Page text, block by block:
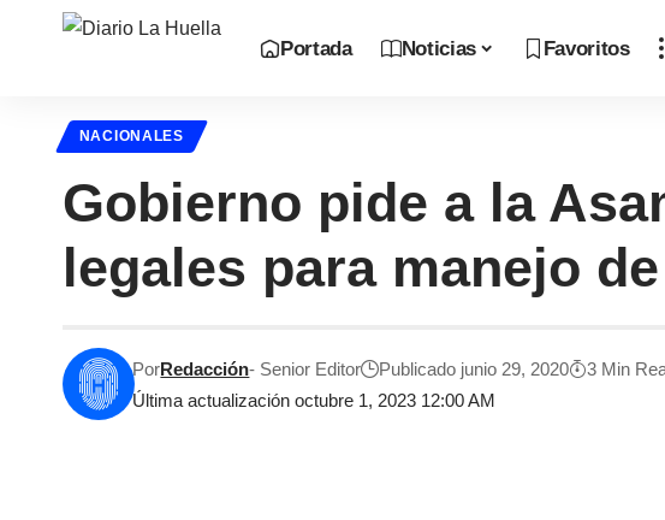
Portada Noticias Favoritos
NACIONALES
Gobierno pide a la
legales para manejo
Última actualización octubre 1, 2023 12:00 AM
PorRedacción- Senior Editor Publicado junio 29, 2020 3 Min